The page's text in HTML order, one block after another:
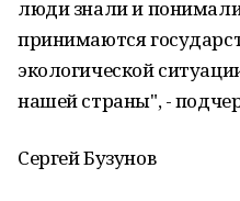
люди знали и
принимаются
экологической
нашей страны", -
Сергей Бузунов